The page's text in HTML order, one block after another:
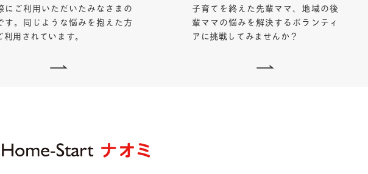
にご利用いただいたみなさまの
す。同じような悩みを抱えた方
利用されています。
子育てを終えた先輩ママ、地域の後
輩ママの悩みを解決するボランティ
アに挑戦してみませんか？